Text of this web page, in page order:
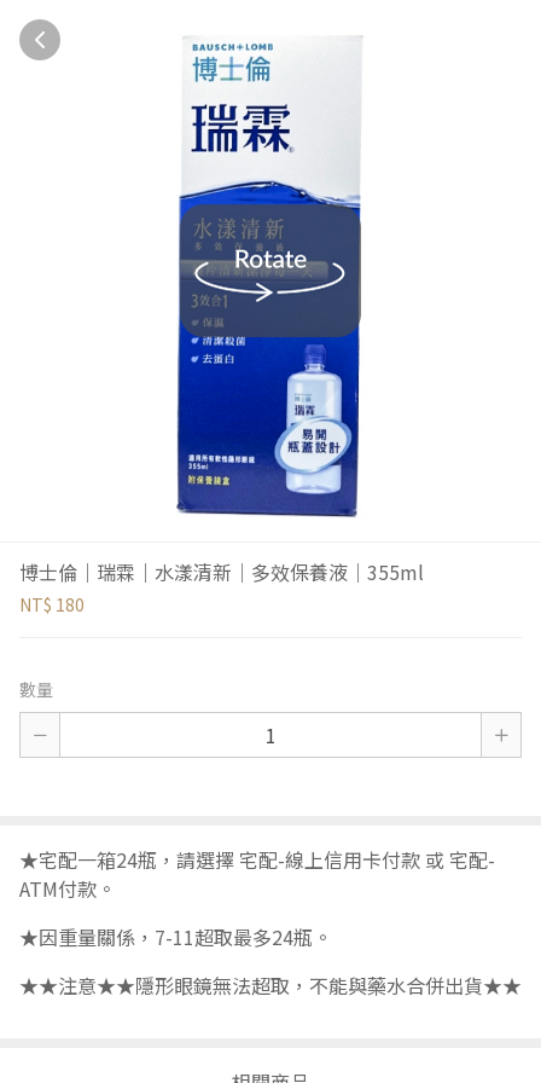
博士倫｜瑞霖｜水漾清新｜多效保養液｜355ml
NT$ 180
數量
★宅配一箱24瓶，請選擇 宅配-線上信用卡付款 或 宅配-
ATM付款。
★因重量關係，7-11超取最多24瓶。
★★注意★★隱形眼鏡無法超取，不能與藥水合併出貨★★